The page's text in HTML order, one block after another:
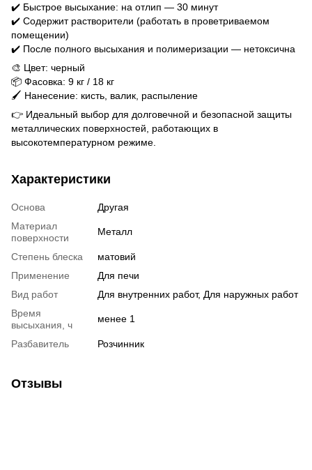
✔️ Быстрое высыхание: на отлип — 30 минут
✔️ Содержит растворители (работать в проветриваемом
помещении)
✔️ После полного высыхания и полимеризации — нетоксична
🎨 Цвет: черный
📦 Фасовка: 9 кг / 18 кг
🖌️ Нанесение: кисть, валик, распыление
👉 Идеальный выбор для долговечной и безопасной защиты
металлических поверхностей, работающих в
высокотемпературном режиме.
Характеристики
Основа
Другая
Материал
поверхности
Металл
Степень блеска
матовий
Применение
Для печи
Вид работ
Для внутренних работ, Для наружных работ
Время
высыхания, ч
менее 1
Разбавитель Розчинник
Отзывы